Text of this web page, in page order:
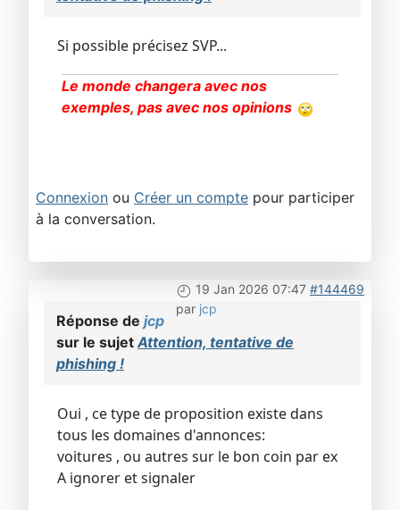
Si possible précisez SVP...
Le monde changera avec nos
exemples, pas avec nos opinions
Connexion ou Créer un compte pour participer
à la conversation.
19 Jan 2026 07:47 #144469
par jcp
Réponse de jcp
sur le sujetAttention, tentative de
phishing !
Oui , ce type de proposition existe dans
tous les domaines d'annonces:
voitures , ou autres sur le bon coin par ex
A ignorer et signaler